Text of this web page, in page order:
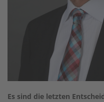
Es sind die letzten